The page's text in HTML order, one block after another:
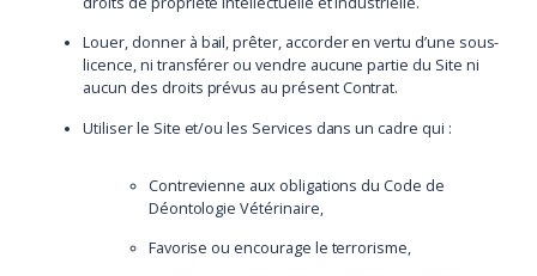
Louer, donner à bail, prêter, accorder en vertu d’une sous-
licence, ni transférer ou vendre aucune partie du Site ni
aucun des droits prévus au présent Contrat.
Utiliser le Site et/ou les Services dans un cadre qui :
Contrevienne aux obligations du Code de
Déontologie Vétérinaire,
Favorise ou encourage le terrorisme,